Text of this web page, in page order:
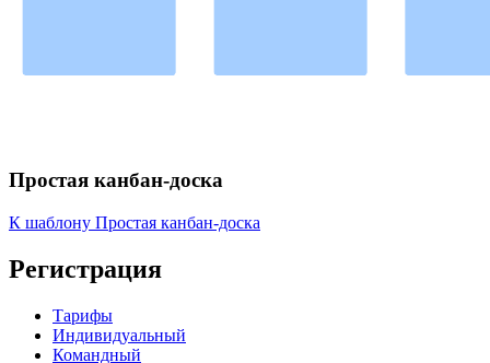
Простая канбан-доска
К шаблону Простая канбан-доска
Регистрация
Тарифы
Индивидуальный
Командный